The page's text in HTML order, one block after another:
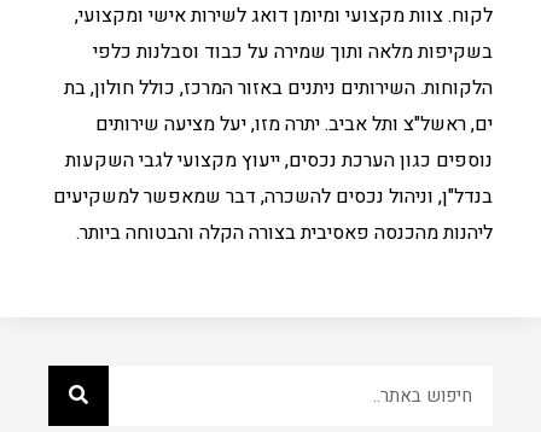
לקוח. צוות מקצועי ומיומן דואג לשירות אישי ומקצועי,
בשקיפות מלאה ותוך שמירה על כבוד וסבלנות כלפי
הלקוחות. השירותים ניתנים באזור המרכז, כולל חולון, בת
ים, ראשל"צ ותל אביב. יתרה מזו, יעל מציעה שירותים
נוספים כגון הערכת נכסים, ייעוץ מקצועי לגבי השקעות
בנדל"ן, וניהול נכסים להשכרה, דבר שמאפשר למשקיעים
ליהנות מהכנסה פאסיבית בצורה הקלה והבטוחה ביותר.